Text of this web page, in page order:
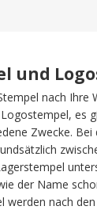
und
nach Ihre
es
Zwecke.
der Name
werden nach